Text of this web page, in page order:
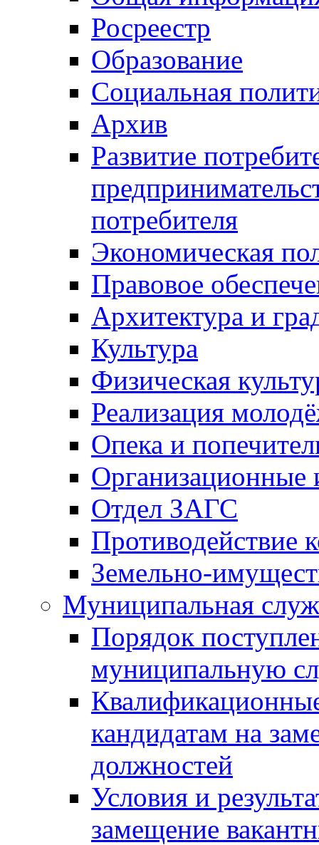
Росреестр
Образование
Социальная
Архив
Развитие
потребителя
Экономическая
Правовое
Архитектура и
Культура
Физическая
Реализация
Опека и
Отдел ЗАГС
Противодействие
Земельно-
Муниципальная
Порядок
муниципальную
кандидатам на
должностей
Условия и
замещение